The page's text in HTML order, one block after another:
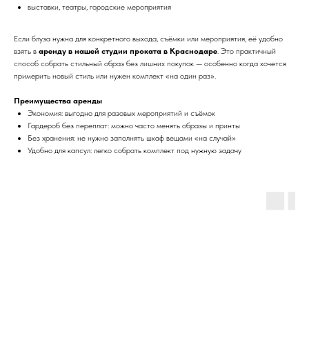
выставки, театры, городские мероприятия
Если блуза нужна для конкретного выхода, съёмки или мероприятия, её удобно
взять в аренду в нашей студии проката в Краснодаре. Это практичный
способ собрать стильный образ без лишних покупок — особенно когда хочется
примерить новый стиль или нужен комплект «на один раз».
Преимущества аренды
Экономия: выгодно для разовых мероприятий и съёмок
Гардероб без переплат: можно часто менять образы и принты
Без хранения: не нужно заполнять шкаф вещами «на случай»
Удобно для капсул: легко собрать комплект под нужную задачу